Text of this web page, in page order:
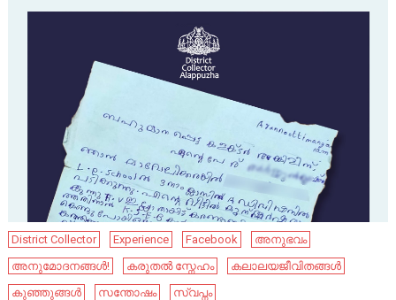
District Collector Experience Facebook
അനുഭവം
അനുമോദനങ്ങൾ!
കരുതൽ സ്നേഹം
കലാലയജീവിതങ്ങൾ
കുഞ്ഞുങ്ങൾ
സന്തോഷം സ്വപ്നം